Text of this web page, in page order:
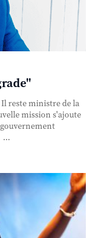
Il reste ministre de la
mission s'ajoute
...